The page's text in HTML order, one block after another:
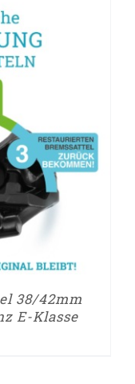
38/42mm
E-Klasse